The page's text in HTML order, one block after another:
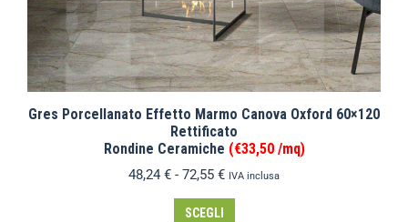
Gres Porcellanato Effetto Marmo Canova Oxford 60×120
Rettificato
Rondine Ceramiche (€33,50 /mq)
48,24 € - 72,55 € IVA inclusa
SCEGLI